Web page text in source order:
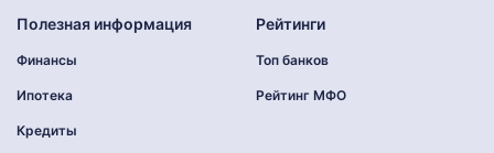
Полезная информация
Финансы
Ипотека
Кредиты
Рейтинги
Топ банков
Рейтинг МФО